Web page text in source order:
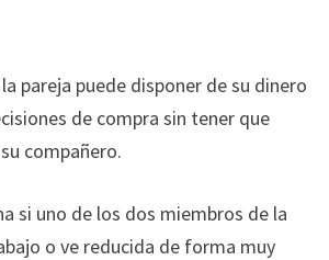
pareja puede disponer de su dinero
de compra sin tener que
compañero.
si uno de los dos miembros de la
o ve reducida de forma muy